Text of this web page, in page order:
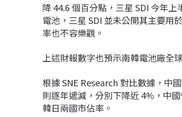
降 44.6 個百分點，三星 SDI 今年
電池，三星 SDI 並未公開其主要用
率也不容樂觀。
上述財報數字也預示南韓電池廠全
根據 SNE Research 對比數據，中
則逐年遞減，分別下降近 4%，中
韓日兩國市佔率。